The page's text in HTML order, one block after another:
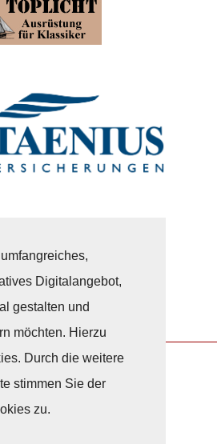
Digitalangebot,
gestalten und
möchten. Hierzu
Durch die weitere
stimmen Sie der
zu.